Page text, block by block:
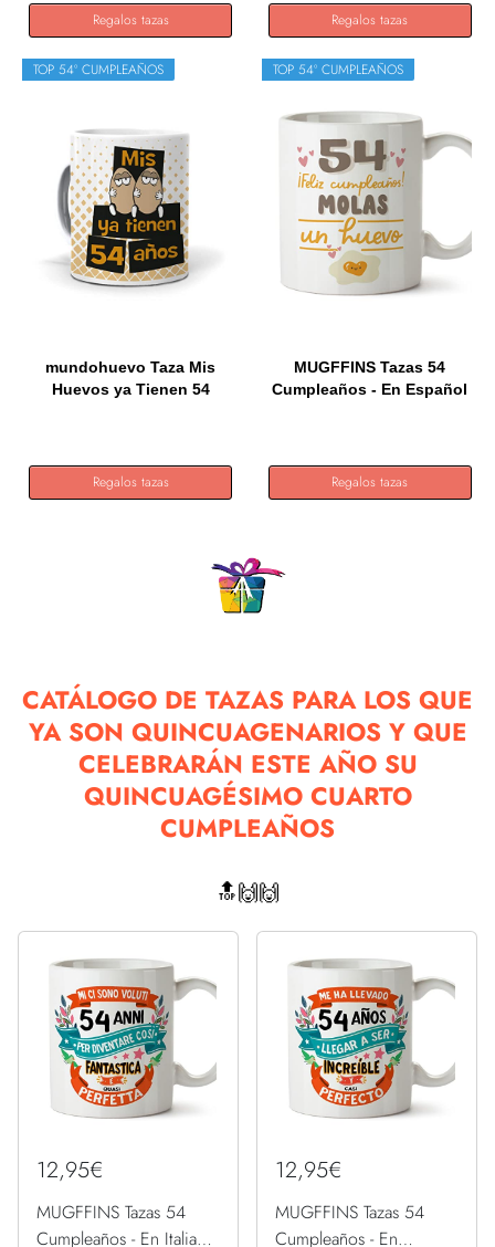
Regalos tazas Regalos tazas
TOP 54º CUMPLEAÑOS
mundohuevo Taza Mis
Huevos ya Tienen 54
Regalos tazas
TOP 54º CUMPLEAÑOS
MUGFFINS Tazas 54
Cumpleaños - En Español
Regalos tazas
CATÁLOGO DE TAZAS PARA LOS QUE
YA SON QUINCUAGENARIOS Y QUE
CELEBRARÁN ESTE AÑO SU
QUINCUAGÉSIMO CUARTO
CUMPLEAÑOS
🔝🙌🙌
12,95€
MUGFFINS Tazas 54
Cumpleaños - En Italiano
12,95€
MUGFFINS Tazas 54
Cumpleaños - En